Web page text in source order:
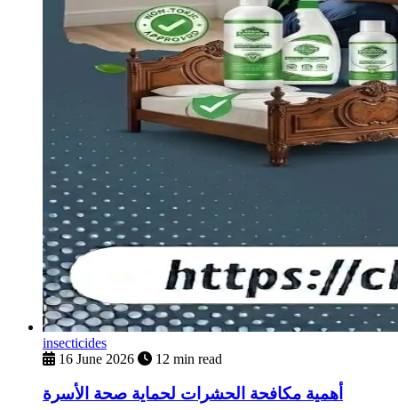
insecticides
16 June 2026
12 min read
أهمية مكافحة الحشرات لحماية صحة الأسرة